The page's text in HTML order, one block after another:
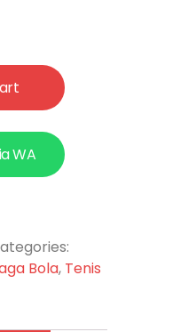
berfungsi
dalam
jika tdk di
& net akan
WA
Bola, Tenis